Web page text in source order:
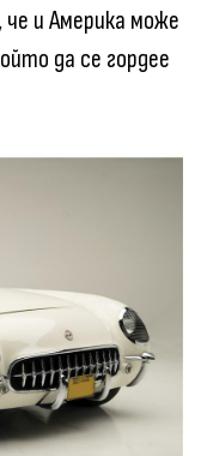
че и Америка може
да се гордее